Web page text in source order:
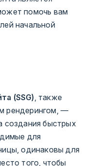
помочь вам
начальной
(SSG) , также
рендерингом, —
создания быстрых
для
одинаковы для
того, чтобы